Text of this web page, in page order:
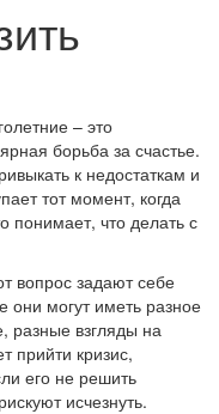
– это
борьба за счастье.
к недостаткам и
тот момент, когда
понимает, что делать с
вопрос задают себе
могут иметь разное
разные взгляды на
прийти кризис,
его не решить
исчезнуть.